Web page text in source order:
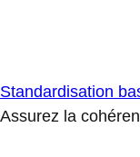
Standardisation
Assurez la